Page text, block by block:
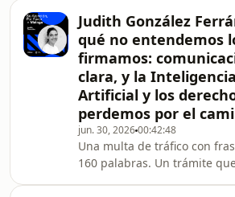
existe? Que en los tres
construir desde cero. Y que
entendido, no es un punto
— es una ventaja.En este
Su Atención Por Favor ×
producido en colaboración
Ayuntamiento de Málaga en
de las Jornadas d
Judith González
qué no entendemos
firmamos:
clara, y la Inteligencia
Artificial y los
perdemos por el
jun. 30, 202600:42:48
Una multa de tráfico con
160 palabras. Un trámite